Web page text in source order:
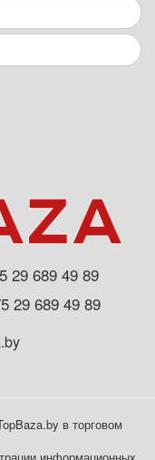
29 689 49 89
29 689 49 89
в торговом